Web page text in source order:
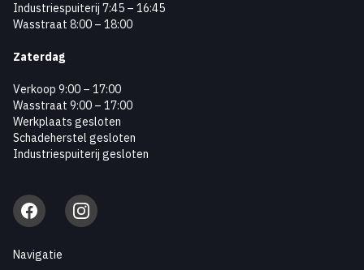
Industriespuiterij 7:45 – 16:45
Wasstraat 8:00 – 18:00
Zaterdag
Verkoop 9:00 – 17:00
Wasstraat 9:00 – 17:00
Werkplaats gesloten
Schadeherstel gesloten
Industriespuiterij gesloten
Facebook Instagram
Navigatie